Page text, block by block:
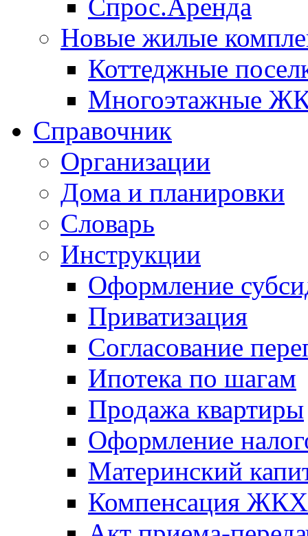
Спрос.Аренда
Новые жилые
Коттеджные
Многоэтажные
Справочник
Организации
Дома и планировки
Словарь
Инструкции
Оформление
Приватизация
Согласование
Ипотека по шагам
Продажа квартиры
Оформление
Материнский
Компенсация ЖКХ